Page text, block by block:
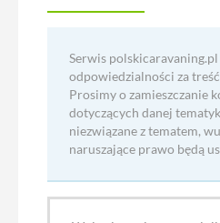
Serwis
odpowiedzialności za
Prosimy o zamieszczanie
dotyczących danej
niezwiązane z tematem,
naruszające prawo będą